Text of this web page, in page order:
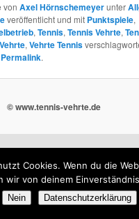
vonAxel Hörnschemeyerunter
veröffentlicht und mit Punktspiele,
,Tennis,Tennis Vehrte,
Vehrte,Vehrte Tennis
Permalink.
© www.tennis-vehrte.de
Cookies. Wenn du die
wir von deinem
Nein Datenschutzerklärung